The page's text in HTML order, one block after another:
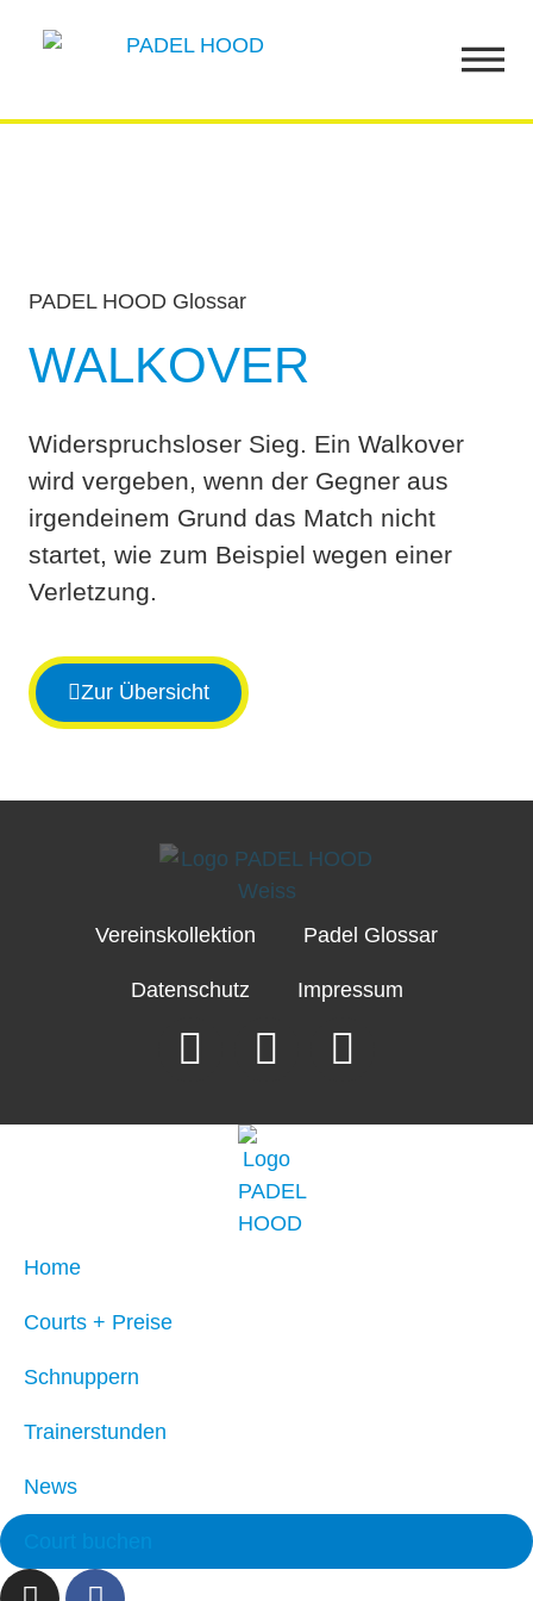
PADEL HOOD Glossar
WALKOVER
Widerspruchsloser Sieg. Ein Walkover
wird vergeben, wenn der Gegner aus
irgendeinem Grund das Match nicht
startet, wie zum Beispiel wegen einer
Verletzung.
Zur Übersicht
Vereinskollektion Padel Glossar
Datenschutz Impressum
Home
Courts + Preise
Schnuppern
Trainerstunden
News